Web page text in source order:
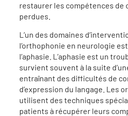
restaurer les compétences de
perdues.
L’un des domaines
l’orthophonie en neurologie
l’aphasie. L’aphasie est un
survient souvent à la suite
entraînant des difficultés de
d’expression du langage. Les
utilisent des techniques
patients à récupérer leurs